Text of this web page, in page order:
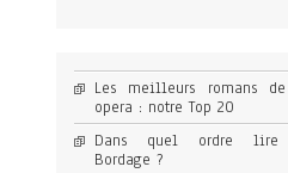
Les meilleurs romans
opera : notre Top 20
Dans quel ordre lire
Bordage ?